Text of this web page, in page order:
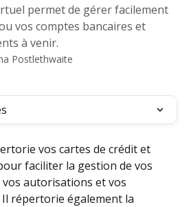
permet de gérer facilement
vos comptes bancaires et
à venir.
Postlethwaite
vos cartes de crédit et
faciliter la gestion de vos
autorisations et vos
répertorie également la